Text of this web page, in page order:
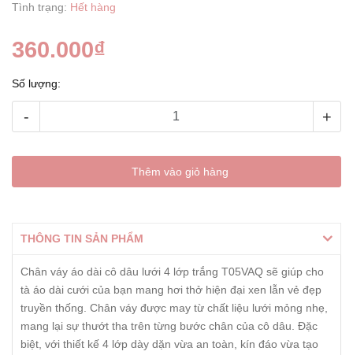
Tình trạng: Hết hàng
360.000₫
Số lượng:
- +
Thêm vào giỏ hàng
THÔNG TIN SẢN PHẨM
Chân váy áo dài cô dâu lưới 4 lớp trắng T05VAQ sẽ giúp cho
tà áo dài cưới của bạn mang hơi thở hiện đại xen lẫn vẻ đẹp
truyền thống. Chân váy được may từ chất liệu lưới mỏng nhẹ,
mang lại sự thướt tha trên từng bước chân của cô dâu. Đặc
biệt, với thiết kế 4 lớp dày dặn vừa an toàn, kín đáo vừa tạo